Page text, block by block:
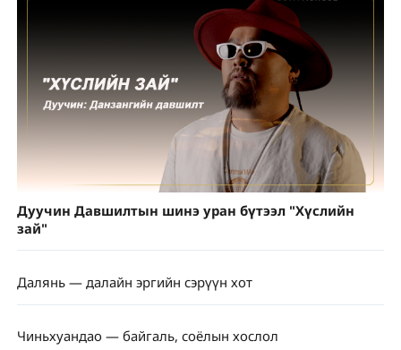
Дуучин Давшилтын шинэ уран бүтээл "Хүслийн
зай"
Далянь — далайн эргийн сэрүүн хот
Чиньхуандао — байгаль, соёлын хослол